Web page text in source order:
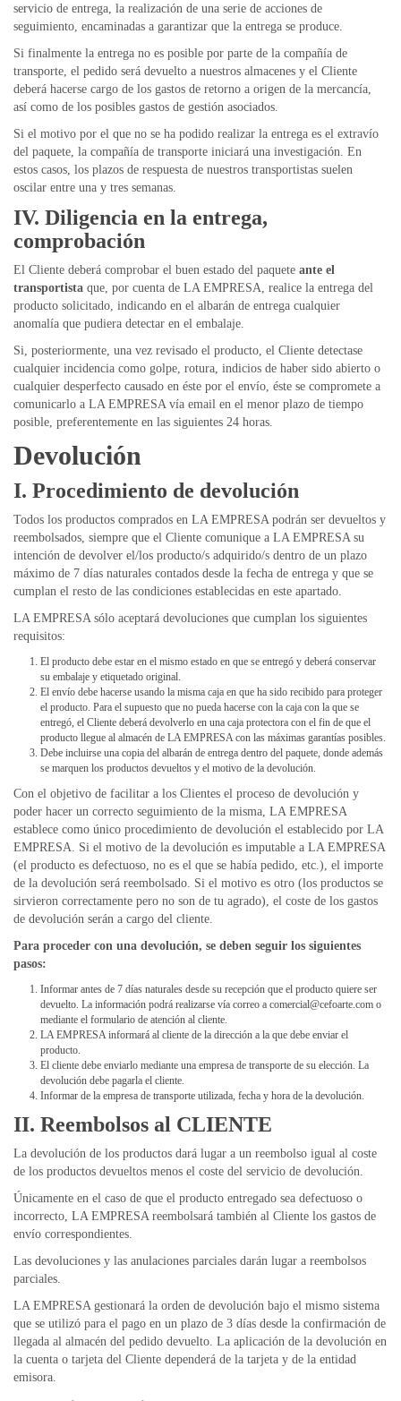
servicio de entrega, la realización de una serie de acciones de
seguimiento, encaminadas a garantizar que la entrega se produce.
Si finalmente la entrega no es posible por parte de la compañía de
transporte, el pedido será devuelto a nuestros almacenes y el Cliente
deberá hacerse cargo de los gastos de retorno a origen de la mercancía,
así como de los posibles gastos de gestión asociados.
Si el motivo por el que no se ha podido realizar la entrega es el extravío
del paquete, la compañía de transporte iniciará una investigación. En
estos casos, los plazos de respuesta de nuestros transportistas suelen
oscilar entre una y tres semanas.
IV. Diligencia en la entrega,
comprobación
El Cliente deberá comprobar el buen estado del paquete ante el
transportista que, por cuenta de LA EMPRESA, realice la entrega del
producto solicitado, indicando en el albarán de entrega cualquier
anomalía que pudiera detectar en el embalaje.
Si, posteriormente, una vez revisado el producto, el Cliente detectase
cualquier incidencia como golpe, rotura, indicios de haber sido abierto o
cualquier desperfecto causado en éste por el envío, éste se compromete a
comunicarlo a LA EMPRESA vía email en el menor plazo de tiempo
posible, preferentemente en las siguientes 24 horas.
Devolución
I. Procedimiento de devolución
Todos los productos comprados en LA EMPRESA podrán ser devueltos y
reembolsados, siempre que el Cliente comunique a LA EMPRESA su
intención de devolver el/los producto/s adquirido/s dentro de un plazo
máximo de 7 días naturales contados desde la fecha de entrega y que se
cumplan el resto de las condiciones establecidas en este apartado.
LA EMPRESA sólo aceptará devoluciones que cumplan los siguientes
requisitos:
El producto debe estar en el mismo estado en que se entregó y deberá conservar
su embalaje y etiquetado original.
El envío debe hacerse usando la misma caja en que ha sido recibido para proteger
el producto. Para el supuesto que no pueda hacerse con la caja con la que se
entregó, el Cliente deberá devolverlo en una caja protectora con el fin de que el
producto llegue al almacén de LA EMPRESA con las máximas garantías posibles.
Debe incluirse una copia del albarán de entrega dentro del paquete, donde además
se marquen los productos devueltos y el motivo de la devolución.
Con el objetivo de facilitar a los Clientes el proceso de devolución y
poder hacer un correcto seguimiento de la misma, LA EMPRESA
establece como único procedimiento de devolución el establecido por LA
EMPRESA. Si el motivo de la devolución es imputable a LA EMPRESA
(el producto es defectuoso, no es el que se había pedido, etc.), el importe
de la devolución será reembolsado. Si el motivo es otro (los productos se
sirvieron correctamente pero no son de tu agrado), el coste de los gastos
de devolución serán a cargo del cliente.
Para proceder con una devolución, se deben seguir los siguientes
pasos:
Informar antes de 7 días naturales desde su recepción que el producto quiere ser
devuelto. La información podrá realizarse vía correo a comercial@cefoarte.com o
mediante el formulario de atención al cliente.
LA EMPRESA informará al cliente de la dirección a la que debe enviar el
producto.
El cliente debe enviarlo mediante una empresa de transporte de su elección. La
devolución debe pagarla el cliente.
Informar de la empresa de transporte utilizada, fecha y hora de la devolución.
II. Reembolsos al CLIENTE
La devolución de los productos dará lugar a un reembolso igual al coste
de los productos devueltos menos el coste del servicio de devolución.
Únicamente en el caso de que el producto entregado sea defectuoso o
incorrecto, LA EMPRESA reembolsará también al Cliente los gastos de
envío correspondientes.
Las devoluciones y las anulaciones parciales darán lugar a reembolsos
parciales.
LA EMPRESA gestionará la orden de devolución bajo el mismo sistema
que se utilizó para el pago en un plazo de 3 días desde la confirmación de
llegada al almacén del pedido devuelto. La aplicación de la devolución en
la cuenta o tarjeta del Cliente dependerá de la tarjeta y de la entidad
emisora.